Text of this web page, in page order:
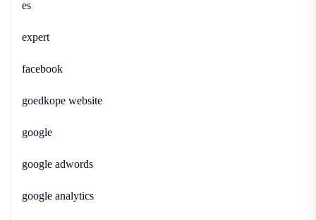
es
expert
facebook
goedkope website
google
google adwords
google analytics